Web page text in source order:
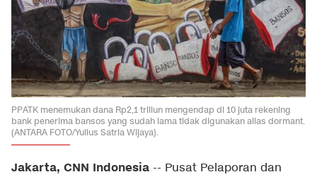
PPATK menemukan dana Rp2,1 triliun mengendap di 10 juta rekening
bank penerima bansos yang sudah lama tidak digunakan alias dormant.
(ANTARA FOTO/Yulius Satria Wijaya).
Jakarta, CNN Indonesia -- Pusat Pelaporan dan